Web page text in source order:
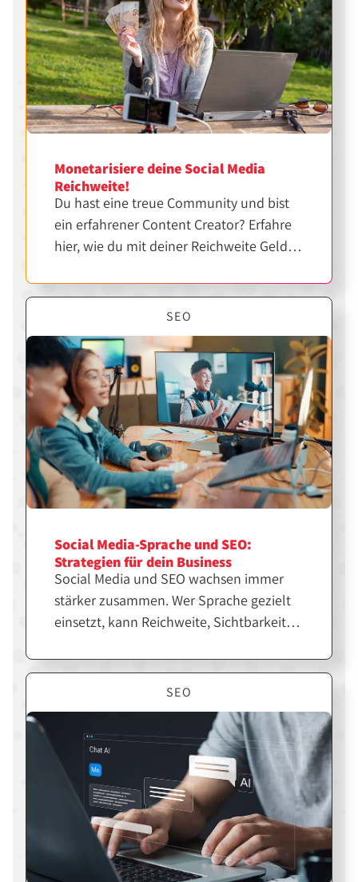
Monetarisiere deine Social Media
Reichweite!
Du hast eine treue Community und bist
ein erfahrener Content Creator? Erfahre
hier, wie du mit deiner Reichweite Geld
SEO
Social Media-Sprache und SEO:
Strategien für dein Business
Social Media und SEO wachsen immer
stärker zusammen. Wer Sprache gezielt
einsetzt, kann Reichweite, Sichtbarkeit
Erfahre, wie du beides strategisch
kombinierst, um dein Business langfristig
erfolgreicher zu machen.
SEO